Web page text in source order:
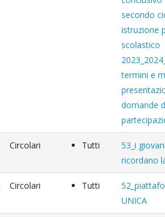
secondo
istruzione
scolastico
termini e
domande
Circolari Tutti
53_i
ricordano
Circolari Tutti
UNICA